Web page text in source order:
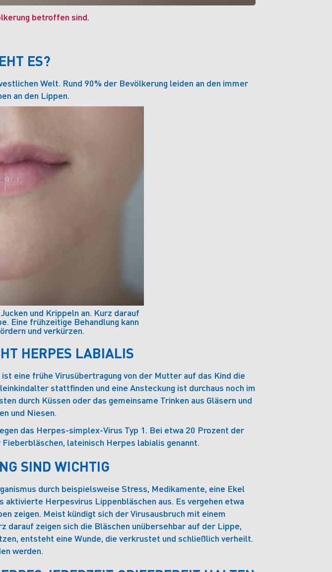
betroffen sind.
ES?
Welt. Rund 90% der Bevölkerung leiden an den immer
an den Lippen.
und Krippeln an. Kurz darauf
Eine frühzeitige Behandlung kann
und verkürzen.
HERPES LABIALIS
eine frühe Virusübertragung von der Mutter auf das Kind die
stattfinden und eine Ansteckung ist durchaus noch im
durch Küssen oder das gemeinsame Trinken aus Gläsern und
und Niesen.
das Herpes-simplex-Virus Typ 1. Bei etwa 20 Prozent der
lateinisch Herpes labialis genannt.
SIND WICHTIG
durch beispielsweise Stress, Medikamente, eine Ekel
Herpesvirus Lippenbläschen aus. Es vergehen etwa
zeigen. Meist kündigt sich der Virusausbruch mit einem
darauf zeigen sich die Bläschen unübersehbar auf der Lippe,
entsteht eine Wunde, die verkrustet und schließlich verheilt.
werden.